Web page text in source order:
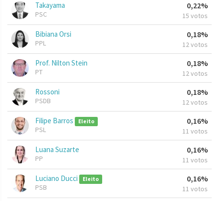
Takayama
PSC
0,22%
15 votos
Bibiana Orsi
PPL
0,18%
12 votos
Prof. Nilton Stein
PT
0,18%
12 votos
Rossoni
PSDB
0,18%
12 votos
Filipe Barros Eleito
PSL
0,16%
11 votos
Luana Suzarte
PP
0,16%
11 votos
Luciano Ducci Eleito
PSB
0,16%
11 votos